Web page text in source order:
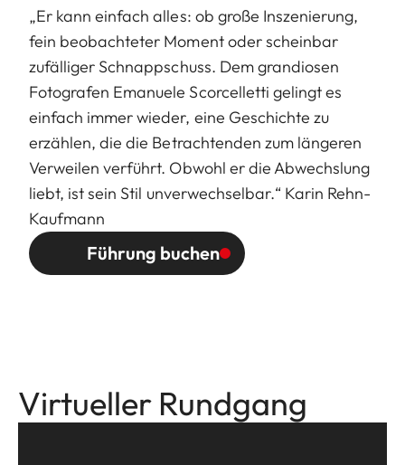
„Er kann einfach alles: ob große Inszenierung,
fein beobachteter Moment oder scheinbar
zufälliger Schnappschuss. Dem grandiosen
Fotografen Emanuele Scorcelletti gelingt es
einfach immer wieder, eine Geschichte zu
erzählen, die die Betrachtenden zum längeren
Verweilen verführt. Obwohl er die Abwechslung
liebt, ist sein Stil unverwechselbar.“ Karin Rehn-
Kaufmann
Führung buchen
Virtueller Rundgang